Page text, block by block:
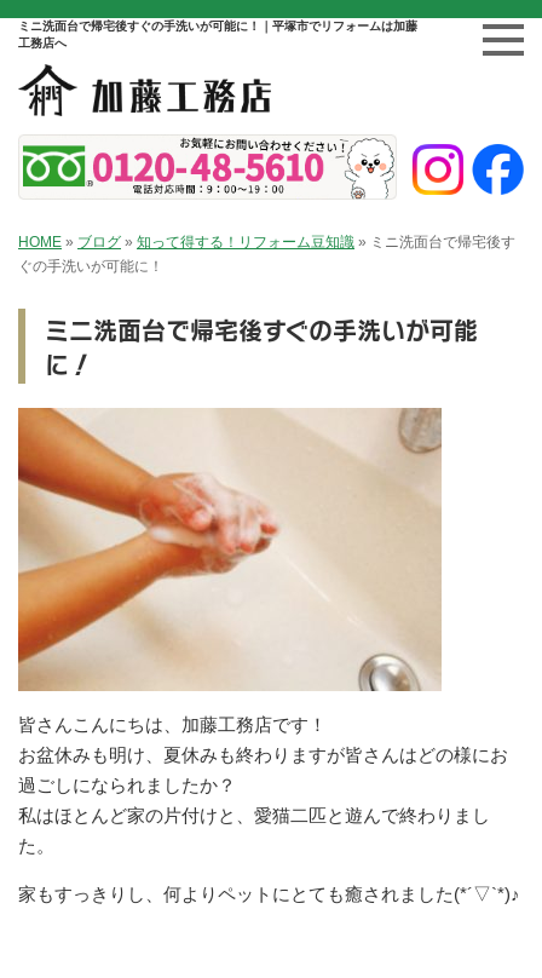
ミニ洗面台で帰宅後すぐの手洗いが可能に！｜平塚市でリフォームは加藤
工務店へ
HOME » ブログ » 知って得する！リフォーム豆知識 » ミニ洗面台で帰宅後す
ぐの手洗いが可能に！
ミニ洗面台で帰宅後すぐの手洗いが可能
に！
皆さんこんにちは、加藤工務店です！
お盆休みも明け、夏休みも終わりますが皆さんはどの様にお
過ごしになられましたか？
私はほとんど家の片付けと、愛猫二匹と遊んで終わりまし
た。
家もすっきりし、何よりペットにとても癒されました(*´▽`*)♪